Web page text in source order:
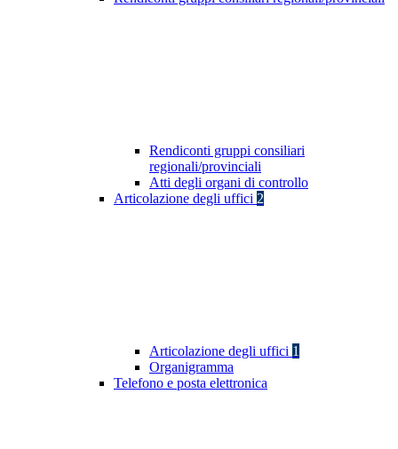
Rendiconti gruppi consiliari
regionali/provinciali
Atti degli organi di controllo
Articolazione degli uffici 2
Articolazione degli uffici 1
Organigramma
Telefono e posta elettronica